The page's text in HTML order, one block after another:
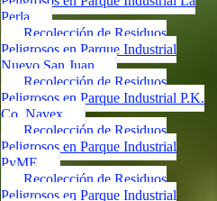
Perla
Recolección de Residuos
Peligrosos en Parque Industrial
Nuevo San Juan
Recolección de Residuos
Peligrosos en Parque Industrial P.K.
Co. Navex
Recolección de Residuos
Peligrosos en Parque Industrial
PyME
Recolección de Residuos
Peligrosos en Parque Industrial